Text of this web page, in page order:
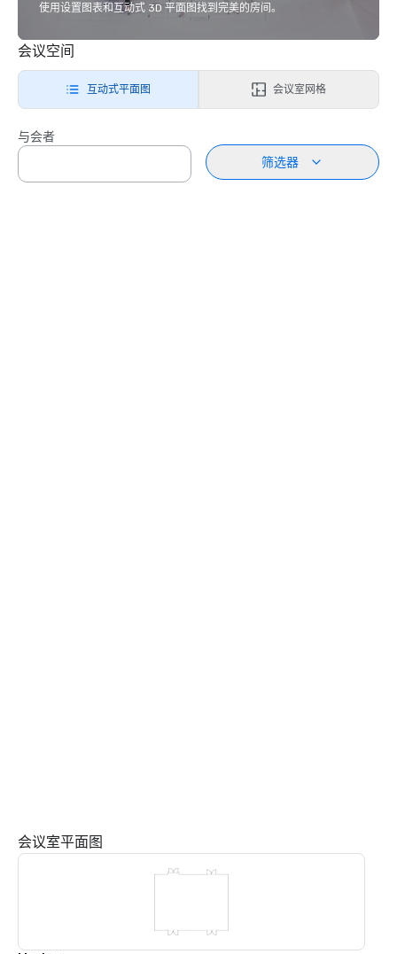
使用设置图表和互动式 3D 平面图找到完美的房间。
会议空间
互动式平面图 会议室网格
与会者
筛选器
会议室平面图